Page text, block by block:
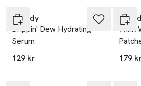
Scandy
Drippin' Dew Hydrating
Serum
129 kr
Wink
179